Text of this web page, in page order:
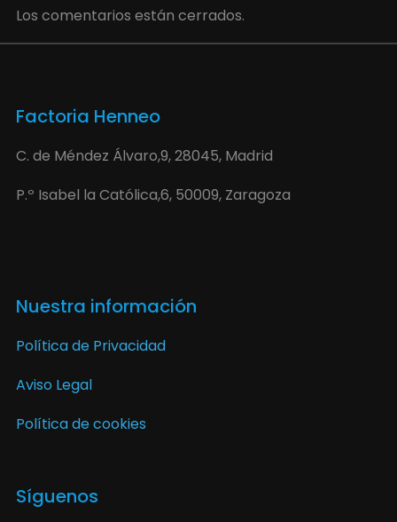
Los comentarios están cerrados.
Factoria Henneo
C. de Méndez Álvaro,9, 28045, Madrid
P.º Isabel la Católica,6, 50009, Zaragoza
Nuestra información
Política de Privacidad
Aviso Legal
Política de cookies
Síguenos